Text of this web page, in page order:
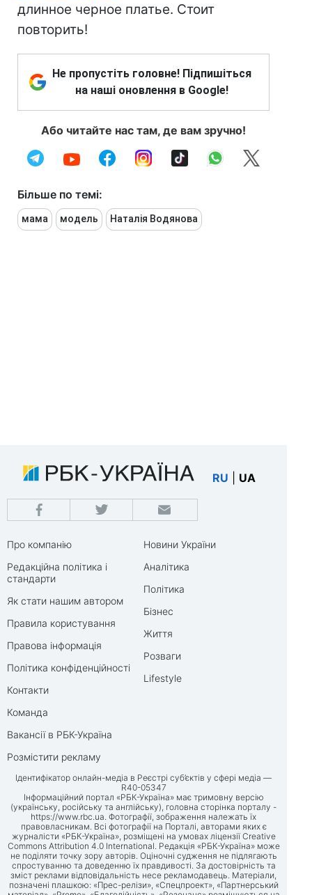
длинное черное платье. Стоит
повторить!
Не пропустіть головне! Підпишіться
на наші оновлення в Google!
Або читайте нас там, де вам зручно!
Більше по темі:
мама модель Наталія Водянова
RU UA
Про компанію
Редакційна політика і
стандарти
Як стати нашим автором
Правила користування
Правова інформація
Політика конфіденційності
Контакти
Команда
Вакансії в РБК-Україна
Розмістити рекламу
Новини України
Аналітика
Політика
Бізнес
Життя
Розваги
Lifestyle
Ідентифікатор онлайн-медіа в Реєстрі суб’єктів у сфері медіа —
R40-05347
Інформаційний портал «РБК-Україна» має тримовну версію
(українську, російську та англійську), головна сторінка порталу -
https://www.rbc.ua . Фотографії, зображення належать їх
правовласникам. Всі фотографії на Порталі, авторами яких є
журналісти «РБК-Україна», розміщені на умовах ліцензії Creative
Commons Attribution 4.0 International. Редакція «РБК-Україна» може
не поділяти точку зору авторів. Оціночні судження не підлягають
спростуванню та доведенню їх правдивості. За достовірність та
зміст реклами відповідальність несе рекламодавець. Матеріали,
позначені плашкою: «Прес-релізи», «Спецпроект», «Партнерський